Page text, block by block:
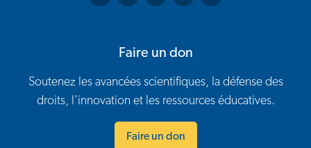
Faire un don
Soutenez les avancées scientifiques, la défense des
droits, l'innovation et les ressources éducatives.
Faire un don